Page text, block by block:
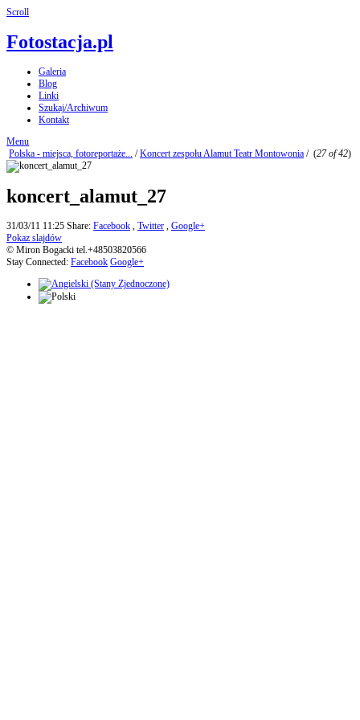
Scroll
Fotostacja.pl
Galeria
Blog
Linki
Szukaj/Archiwum
Kontakt
Menu
Polska - miejsca, fotoreportaże... /Koncert zespołu Alamut Teatr Montowonia / (27 of 42)
koncert_alamut_27
31/03/11 11:25 Share: Facebook , Twitter , Google+
Pokaz slajdów
© Miron Bogacki tel.+48503820566
Stay Connected: Facebook Google+